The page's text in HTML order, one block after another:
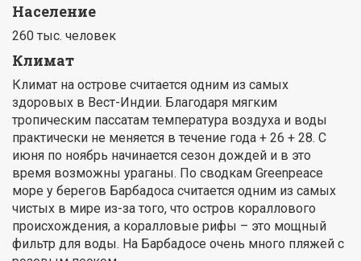
Население
260 тыс. человек
Климат
Климат на острове считается одним из самых
здоровых в Вест-Индии. Благодаря мягким
тропическим пассатам температура воздуха и воды
практически не меняется в течение года + 26 + 28. С
июня по ноябрь начинается сезон дождей и в это
время возможны ураганы. По сводкам Greenpeace
море у берегов Барбадоса считается одним из самых
чистых в мире из-за того, что остров кораллового
происхождения, а коралловые рифы – это мощный
фильтр для воды. На Барбадосе очень много пляжей с